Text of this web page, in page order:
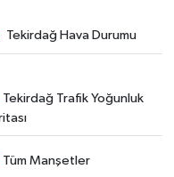
Tekirdağ Hava Durumu
Tekirdağ Trafik Yoğunluk
Tüm Manşetler